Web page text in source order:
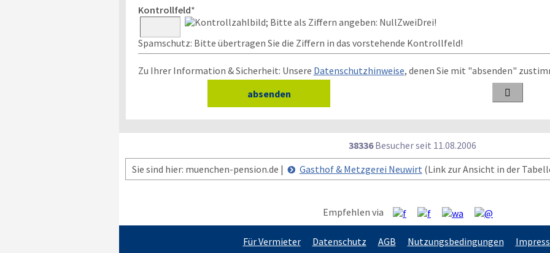
Kontrollfeld*
Spamschutz: Bitte übertragen Sie die Ziffern in das vorstehende Kontrollfeld!
Zu Ihrer Information & Sicherheit: Unsere Datenschutzhinweise, denen Sie mit "absenden"

38336Besucher seit 11.08.2006
Sie sind hier: muenchen-pension.de |
Gasthof & Metzgerei Neuwirt (Link zur Ansicht in der
Empfehlen via
Für Vermieter Datenschutz AGB Nutzungsbedingungen